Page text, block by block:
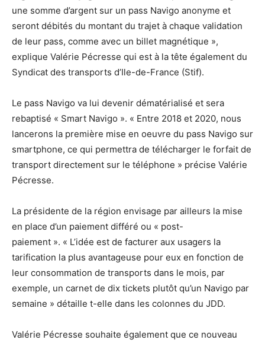
une somme d’argent sur un pass Navigo anonyme et
seront débités du montant du trajet à chaque validation
de leur pass, comme avec un billet magnétique »,
explique Valérie Pécresse qui est à la tête également du
Syndicat des transports d’Ile-de-France (Stif).
Le pass Navigo va lui devenir dématérialisé et sera
rebaptisé « Smart Navigo ». « Entre 2018 et 2020, nous
lancerons la première mise en oeuvre du pass Navigo sur
smartphone, ce qui permettra de télécharger le forfait de
transport directement sur le téléphone » précise Valérie
Pécresse.
La présidente de la région envisage par ailleurs la mise
en place d’un paiement différé ou « post-
paiement ». « L’idée est de facturer aux usagers la
tarification la plus avantageuse pour eux en fonction de
leur consommation de transports dans le mois, par
exemple, un carnet de dix tickets plutôt qu’un Navigo par
semaine » détaille t-elle dans les colonnes du JDD.
Valérie Pécresse souhaite également que ce nouveau